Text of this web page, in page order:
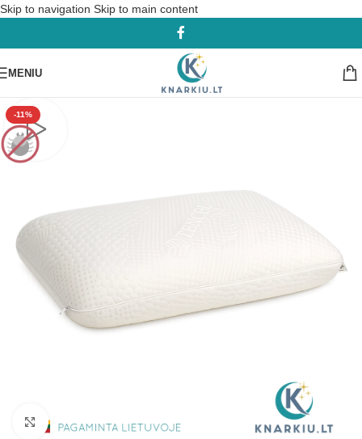
Skip to navigation Skip to main content
MENIU
-11%
Padidinti